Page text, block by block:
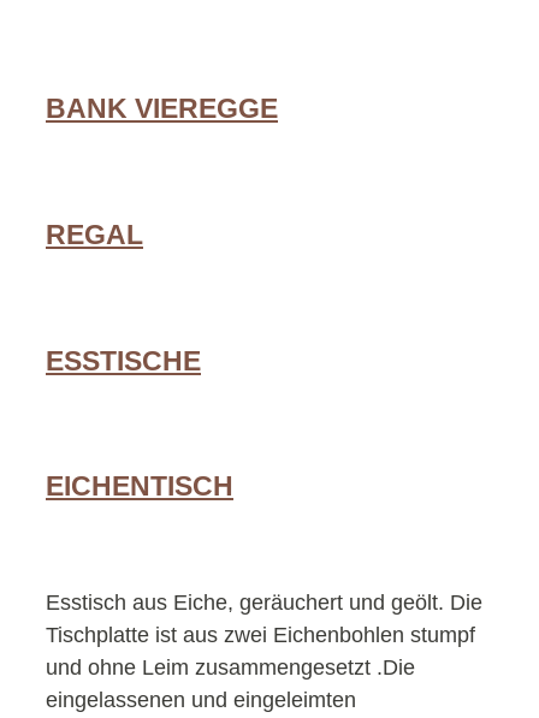
BANK VIEREGGE
REGAL
ESSTISCHE
EICHENTISCH
Esstisch aus Eiche, geräuchert und geölt. Die
Tischplatte ist aus zwei Eichenbohlen stumpf
und ohne Leim zusammengesetzt .Die
eingelassenen und eingeleimten